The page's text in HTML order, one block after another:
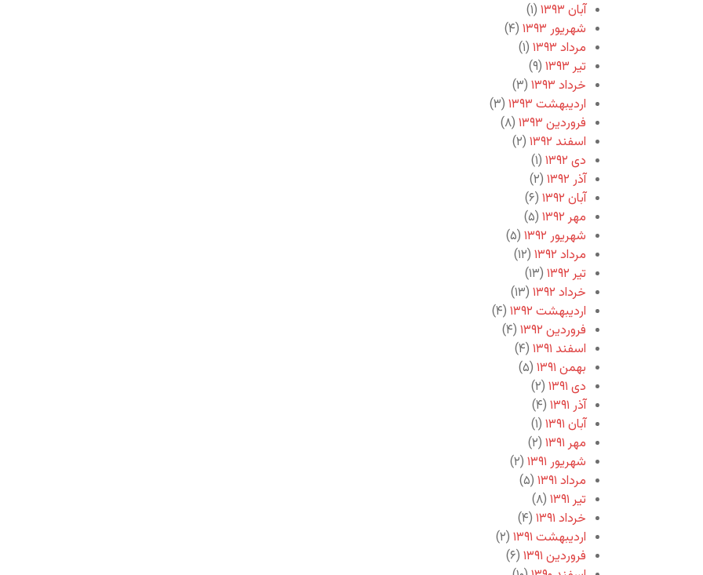
آبان ۱۳۹۳
(۱)
شهریور ۱۳۹۳
(۴)
مرداد ۱۳۹۳
(۱)
تیر ۱۳۹۳
(۹)
خرداد ۱۳۹۳
(۳)
اردیبهشت ۱۳۹۳
(۳)
فروردین ۱۳۹۳
(۸)
اسفند ۱۳۹۲
(۲)
دی ۱۳۹۲
(۱)
آذر ۱۳۹۲
(۲)
آبان ۱۳۹۲
(۶)
مهر ۱۳۹۲
(۵)
شهریور ۱۳۹۲
(۵)
مرداد ۱۳۹۲
(۱۲)
تیر ۱۳۹۲
(۱۳)
خرداد ۱۳۹۲
(۱۳)
اردیبهشت ۱۳۹۲
(۴)
فروردین ۱۳۹۲
(۴)
اسفند ۱۳۹۱
(۴)
بهمن ۱۳۹۱
(۵)
دی ۱۳۹۱
(۲)
آذر ۱۳۹۱
(۴)
آبان ۱۳۹۱
(۱)
مهر ۱۳۹۱
(۲)
شهریور ۱۳۹۱
(۲)
مرداد ۱۳۹۱
(۵)
تیر ۱۳۹۱
(۸)
خرداد ۱۳۹۱
(۴)
اردیبهشت ۱۳۹۱
(۲)
فروردین ۱۳۹۱
(۶)